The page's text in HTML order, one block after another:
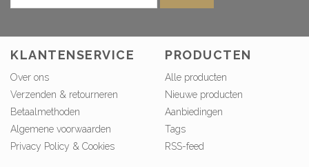
KLANTENSERVICE
Over ons
Verzenden & retourneren
Betaalmethoden
Algemene voorwaarden
Privacy Policy & Cookies
PRODUCTEN
Alle producten
Nieuwe producten
Aanbiedingen
Tags
RSS-feed